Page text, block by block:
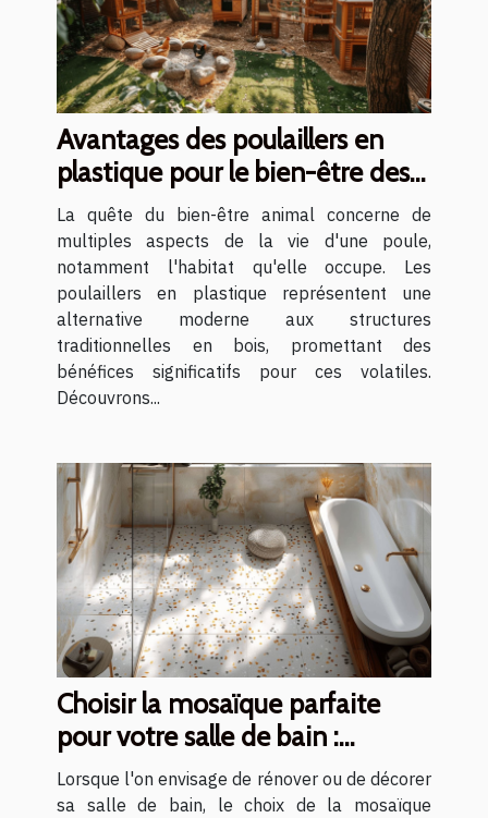
Avantages des poulaillers en
plastique pour le bien-être des
poules
La quête du bien-être animal concerne de
multiples aspects de la vie d'une poule,
notamment l'habitat qu'elle occupe. Les
poulaillers en plastique représentent une
alternative moderne aux structures
traditionnelles en bois, promettant des
bénéfices significatifs pour ces volatiles.
Découvrons...
Choisir la mosaïque parfaite
pour votre salle de bain :
matériaux et designs
Lorsque l'on envisage de rénover ou de décorer
sa salle de bain, le choix de la mosaïque